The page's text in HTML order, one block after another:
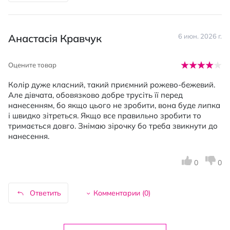
Анастасія Кравчук 6 июн. 2026 г.
Оцените товар
Колір дуже класний, такий приємний рожево-бежевий.
Але дівчата, обовязково добре трусіть її перед
нанесенням, бо якщо цього не зробити, вона буде липка
і швидко зітреться. Якщо все правильно зробити то
тримається довго. Знімаю зірочку бо треба звикнути до
нанесення.
Ответить Комментарии (0)
0 0